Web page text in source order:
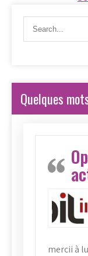
l’article
Quelques
mercii à